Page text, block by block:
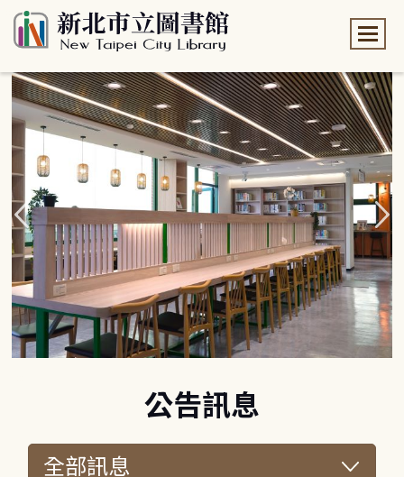
公告訊息